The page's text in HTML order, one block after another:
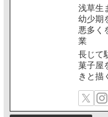
浅草生
幼少期
悪多く
業
長じて
菓子屋
きと描